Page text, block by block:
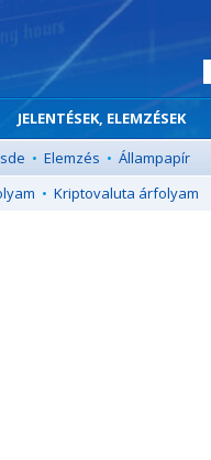
JELENTÉSEK, ELEMZÉSEK
• Elemzés • Állampapír
• Kriptovaluta árfolyam